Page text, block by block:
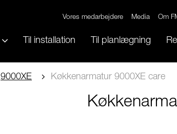
Vores medarbejdere Media Om
Til installation Til planlægning
9000XE Køkkenarmatur 9000XE care